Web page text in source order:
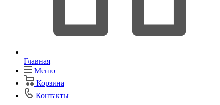
Главная
Меню
Корзина
Контакты